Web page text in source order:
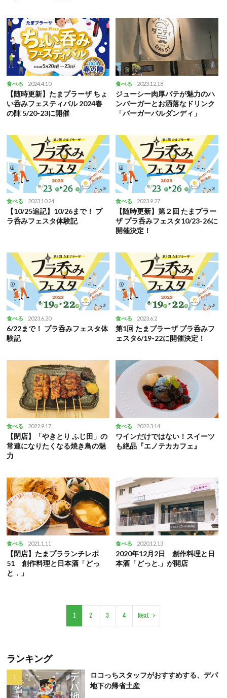
食べる 2024.4.10
【随時更新】たまプラーザ ちょ
い呑みフェスティバル 2024春
の陣 5/20-23に開催
食べる 2023.12.18
ジューシー肉厚パテが魅力のハ
ンバーガーとお洒落なドリンク
「バーガーバルダンディ」
食べる 2023.10.24
【10/25追記】10/26まで！ プ
ラ呑みフェスタ体験記
食べる 2023.9.27
【随時更新】第２回 たまプラー
ザ プラ呑みフェスタ10/23-26に
開催決定！
食べる 2023.6.20
6/22まで！ プラ呑みフェスタ体
験記
食べる 2023.6.2
第1回 たまプラーザ プラ呑みフ
ェスタ6/19-22に開催決定！
食べる 2022.9.17
【閉店】「やきとり ふじ田」の
常連になりたくなる焼き鳥の魅
力
食べる 2022.3.14
ワインだけではない！スイーツ
も絶品『エノテカカフェ』
食べる 2021.1.11
【閉店】たまプラランチレポ
51 創作料理と日本酒「どっ
と．」
食べる 2020.12.13
2020年12月2日 創作料理と日
本酒「どっと.」が開店
1 2 3 4 Next
ランキング
ロコっちスタッフがおすすめする、デパ
地下の帰省土産